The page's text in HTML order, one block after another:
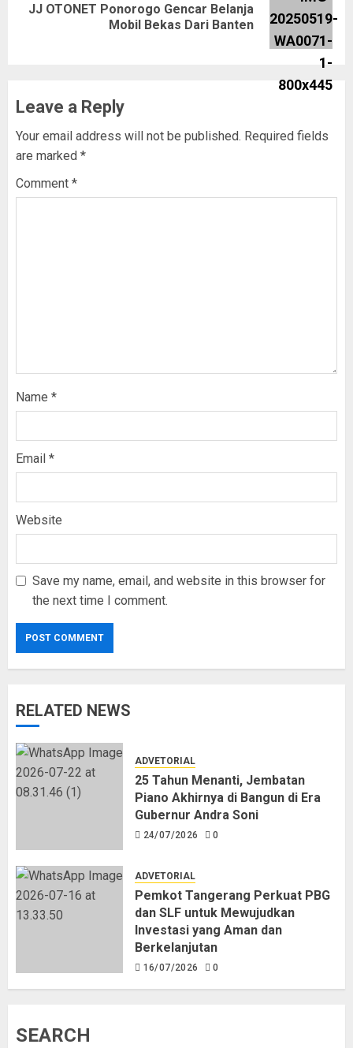
JJ OTONET Ponorogo Gencar Belanja
Mobil Bekas Dari Banten
Leave a Reply
Your email address will not be published. Required fields
are marked *
Comment *
Name *
Email *
Website
Save my name, email, and website in this browser for
the next time I comment.
RELATED NEWS
ADVETORIAL
25 Tahun Menanti, Jembatan
Piano Akhirnya di Bangun di Era
Gubernur Andra Soni
24/07/2026 0
ADVETORIAL
Pemkot Tangerang Perkuat PBG
dan SLF untuk Mewujudkan
Investasi yang Aman dan
Berkelanjutan
16/07/2026 0
SEARCH